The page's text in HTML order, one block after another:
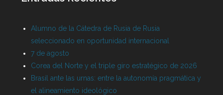
Alumno de la Cátedra de Rusia de Rusia
seleccionado en oportunidad internacional
7 de agosto
Corea del Norte y el triple giro estratégico de 2026
Brasil ante las urnas: entre la autonomía pragmática y
el alineamiento ideológico